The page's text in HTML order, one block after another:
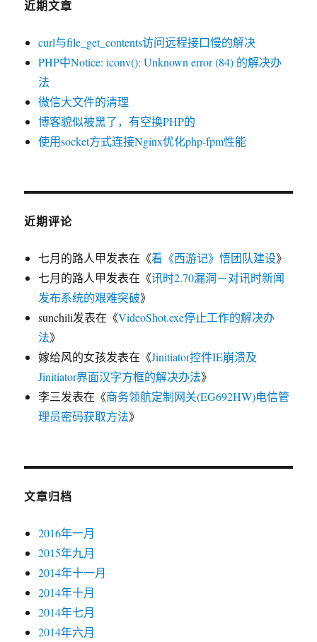
不
可
办
近期文章
curl与file_get_contents访问远程接口慢的解决
PHP中Notice: iconv(): Unknown error (84) 的解决办
法
微信大文件的清理
博客貌似被黑了，有空换PHP的
使用socket方式连接Nginx优化php-fpm性能
近期评论
七月的路人甲发表在《看《西游记》悟团队建设》
七月的路人甲发表在《讯时2.70漏洞－对讯时新闻
发布系统的艰难突破》
sunchili发表在《VideoShot.exe停止工作的解决办
法》
嫁给风的女孩发表在《Jinitiator控件IE崩溃及
Jinitiator界面汉字方框的解决办法》
李三发表在《商务领航定制网关(EG692HW)电信管
理员密码获取方法》
文章归档
2016年一月
2015年九月
2014年十一月
2014年十月
2014年七月
2014年六月